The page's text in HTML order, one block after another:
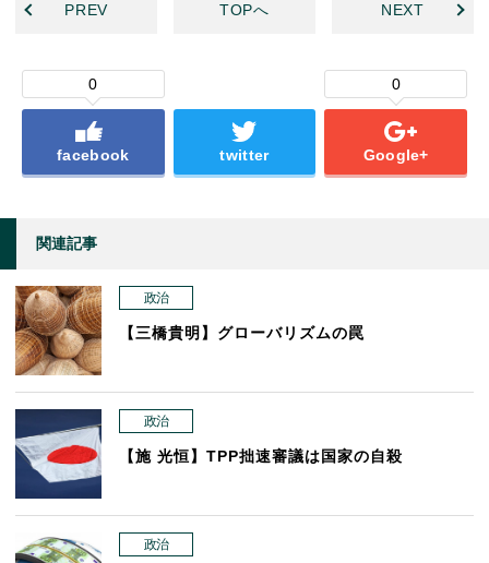
PREV TOPへ NEXT
0
facebook twitter
0
Google+
関連記事
政治
【三橋貴明】グローバリズムの罠
政治
【施 光恒】TPP拙速審議は国家の自殺
政治